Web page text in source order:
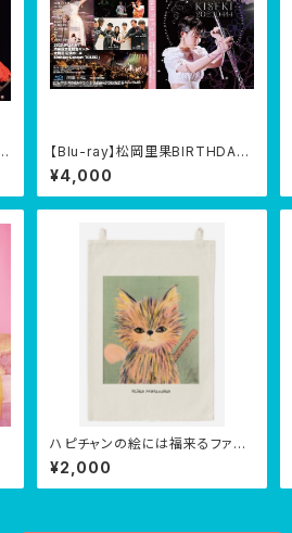
【Blu-ray】松岡里果BIRTHDAY
CONCERT 2023『KISEKI』@渋
谷伝承ホール 2023/04/14
¥4,000
ハピチャンの絵には福来るファブ
リックポスター(生サイン付き)
¥2,000